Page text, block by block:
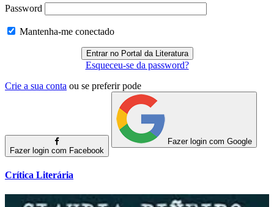
Password
Mantenha-me conectado
Esqueceu-se da password?
Crie a sua conta ou se preferir pode
Fazer login com Facebook
Fazer login com Google
Crítica Literária